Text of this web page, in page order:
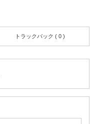
トラックバック ( 0 )